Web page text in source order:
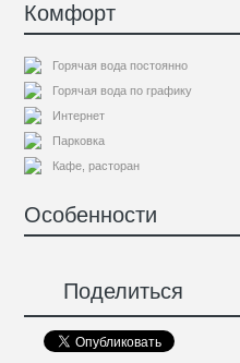
Комфорт
Горячая вода постоянно
Горячая вода по графику
Интернет
Парковка
Кафе, расторан
Особенности
Поделиться